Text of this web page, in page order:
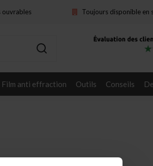
ouvrables Toujours disponible en
Film anti effraction Outils Conseils